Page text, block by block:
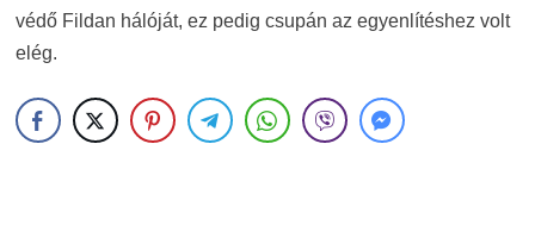
védő Fildan hálóját, ez pedig csupán az egyenlítéshez volt
elég.